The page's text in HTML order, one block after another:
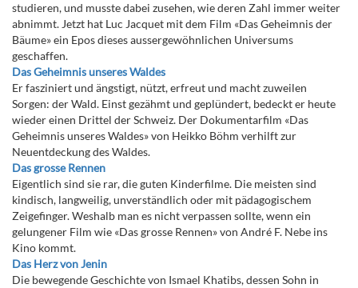
studieren, und musste dabei zusehen, wie deren Zahl immer weiter
abnimmt. Jetzt hat Luc Jacquet mit dem Film «Das Geheimnis der
Bäume» ein Epos dieses aussergewöhnlichen Universums
geschaffen.
Das Geheimnis unseres Waldes
Er fasziniert und ängstigt, nützt, erfreut und macht zuweilen
Sorgen: der Wald. Einst gezähmt und geplündert, bedeckt er heute
wieder einen Drittel der Schweiz. Der Dokumentarfilm «Das
Geheimnis unseres Waldes» von Heikko Böhm verhilft zur
Neuentdeckung des Waldes.
Das grosse Rennen
Eigentlich sind sie rar, die guten Kinderfilme. Die meisten sind
kindisch, langweilig, unverständlich oder mit pädagogischem
Zeigefinger. Weshalb man es nicht verpassen sollte, wenn ein
gelungener Film wie «Das grosse Rennen» von André F. Nebe ins
Kino kommt.
Das Herz von Jenin
Die bewegende Geschichte von Ismael Khatibs, dessen Sohn in